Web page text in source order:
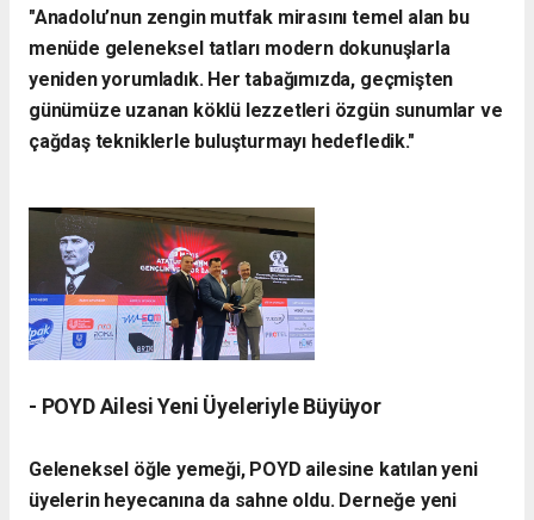
"Anadolu’nun zengin mutfak mirasını temel alan bu
menüde geleneksel tatları modern dokunuşlarla
yeniden yorumladık. Her tabağımızda, geçmişten
günümüze uzanan köklü lezzetleri özgün sunumlar ve
çağdaş tekniklerle buluşturmayı hedefledik."
- POYD Ailesi Yeni Üyeleriyle Büyüyor
Geleneksel öğle yemeği, POYD ailesine katılan yeni
üyelerin heyecanına da sahne oldu. Derneğe yeni